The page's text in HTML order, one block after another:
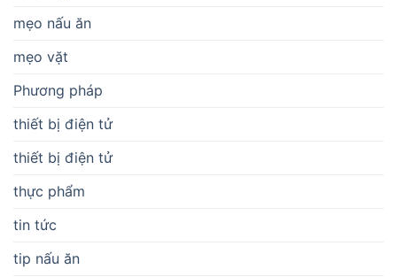
mẹo nấu ăn
mẹo vặt
Phương pháp
thiết bị điện tử
thiết bị điện tử
thực phẩm
tin tức
tip nấu ăn